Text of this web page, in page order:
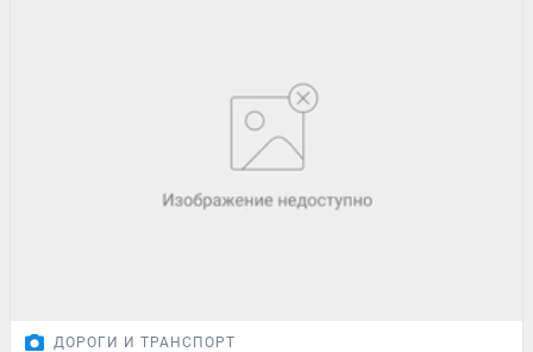
ДОРОГИ И ТРАНСПОРТ